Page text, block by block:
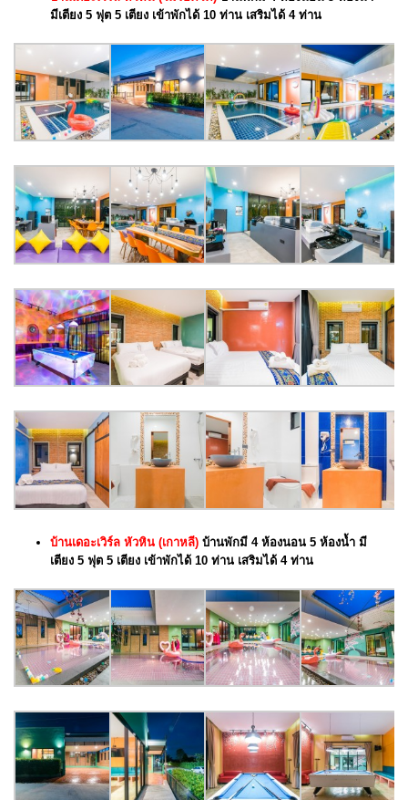
มีเตียง 5 ฟุต 5 เตียง เข้าพักได้ 10 ท่าน เสริมได้ 4 ท่าน
บ้านเดอะเวิร์ล หัวหิน (เกาหลี) บ้านพักมี 4 ห้องนอน 5 ห้องน้ำ มี
เตียง 5 ฟุต 5 เตียง เข้าพักได้ 10 ท่าน เสริมได้ 4 ท่าน